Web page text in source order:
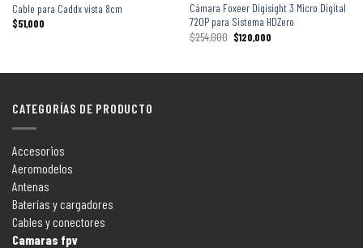
Cable para Caddx vista 8cm
$51,000
Cámara Foxeer Digisight 3 Micro Digital
720P para Sistema HDZero
$254,000 $120,000
CATEGORÍAS DE PRODUCTO
Accesorios
Aeromodelos
Antenas
Baterías y cargadores
Cables y conectores
Camaras fpv